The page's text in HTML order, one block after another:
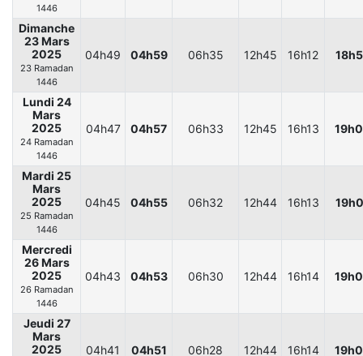
1446
Dimanche
23 Mars
2025
23 Ramadan
1446
04h49 04h59 06h35 12h45 16h12
Lundi 24
Mars
2025
24 Ramadan
1446
04h47 04h57 06h33 12h45 16h13
Mardi 25
Mars
2025
25 Ramadan
1446
04h45 04h55 06h32 12h44 16h13
Mercredi
26 Mars
2025
26 Ramadan
1446
04h43 04h53 06h30 12h44 16h14
Jeudi 27
Mars
2025
04h41 04h51 06h28 12h44 16h14